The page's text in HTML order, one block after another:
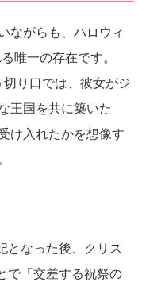
ながらも、ハロウィ
唯一の存在です。
切り口では、彼女がジ
王国を共に築いた
け入れたかを想像す
となった後、クリス
で「交差する祝祭の